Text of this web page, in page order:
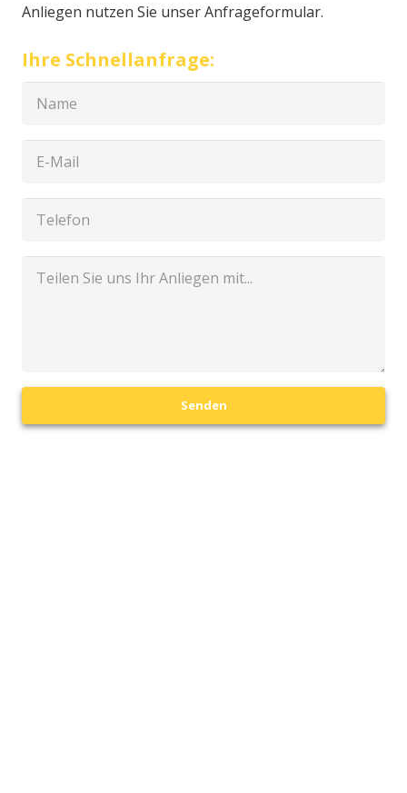
Anliegen nutzen Sie unser Anfrageformular.
Ihre Schnellanfrage:
Senden